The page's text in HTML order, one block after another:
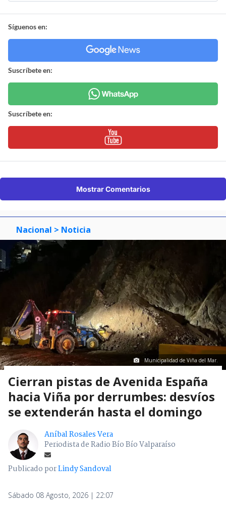
Síguenos en:
Suscríbete en:
Suscríbete en:
Mostrar Comentarios
Nacional > Noticia
Municipalidad de Viña del Mar.
Cierran pistas de Avenida España
hacia Viña por derrumbes: desvíos
se extenderán hasta el domingo
Aníbal Rosales Vera
Periodista de Radio Bío Bío Valparaíso
Publicado porLindy Sandoval
Sábado 08 Agosto, 2026 | 22:07